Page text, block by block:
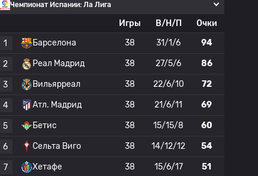
Чемпионат Испании: Ла Лига
Игры В/Н/П
Очки
1
Барселона 38 31/1/6 94
2 Реал Мадрид 38 27/5/6 86
3 Вильярреал 38 22/6/10 72
4 Атл. Мадрид 38 21/6/11 69
5 Бетис 38 15/15/8 60
6 Сельта Виго 38 14/12/12 54
7 Хетафе 38 15/6/17 51